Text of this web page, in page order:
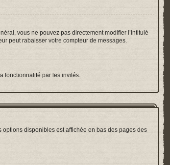
vous ne pouvez pas directement modifier l’intitulé
peut rabaisser votre compteur de messages.
fonctionnalité par les invités.
disponibles est affichée en bas des pages des